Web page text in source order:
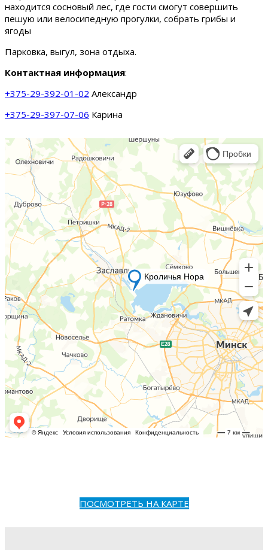
находится сосновый лес, где гости смогут совершить
пешую или велосипедную прогулки, собрать грибы и
ягоды
Парковка, выгул, зона отдыха.
Контактная информация:
+375-29-392-01-02 Александр
+375-29-397-07-06 Карина
ПОСМОТРЕТЬ НА КАРТЕ